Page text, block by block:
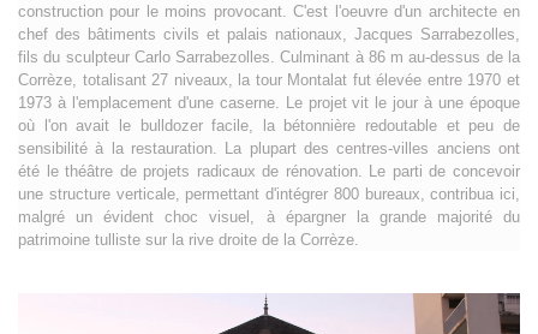
construction pour le moins provocant. C'est l'oeuvre d'un architecte en
chef des bâtiments civils et palais nationaux, Jacques Sarrabezolles,
fils du sculpteur Carlo Sarrabezolles. Culminant à 86 m au-dessus de la
Corrèze, totalisant 27 niveaux, la tour Montalat fut élevée entre 1970 et
1973 à l'emplacement d'une caserne. Le projet vit le jour à une époque
où l'on avait le bulldozer facile, la bétonnière redoutable et peu de
sensibilité à la restauration. La plupart des centres-villes anciens ont
été le théâtre de projets radicaux de rénovation. Le parti de concevoir
une structure verticale, permettant d'intégrer 800 bureaux, contribua ici,
malgré un évident choc visuel, à épargner la grande majorité du
patrimoine tulliste sur la rive droite de la Corrèze.